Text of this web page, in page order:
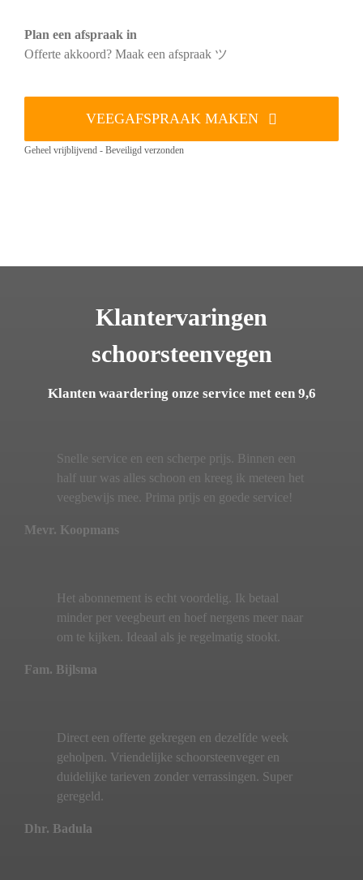
Plan een afspraak in
Offerte akkoord? Maak een afspraak ツ
VEEGAFSPRAAK MAKEN
Geheel vrijblijvend - Beveiligd verzonden
Klantervaringen
schoorsteenvegen
Klanten waardering onze service met een 9,6
Snelle service en een scherpe prijs. Binnen een
half uur was alles schoon en kreeg ik meteen het
veegbewijs mee. Prima prijs en goede service!
Mevr. Koopmans
Het abonnement is echt voordelig. Ik betaal
minder per veegbeurt en hoef nergens meer naar
om te kijken. Ideaal als je regelmatig stookt.
Fam. Bijlsma
Direct een offerte gekregen en dezelfde week
geholpen. Vriendelijke schoorsteenveger en
duidelijke tarieven zonder verrassingen. Super
geregeld.
Dhr. Badula